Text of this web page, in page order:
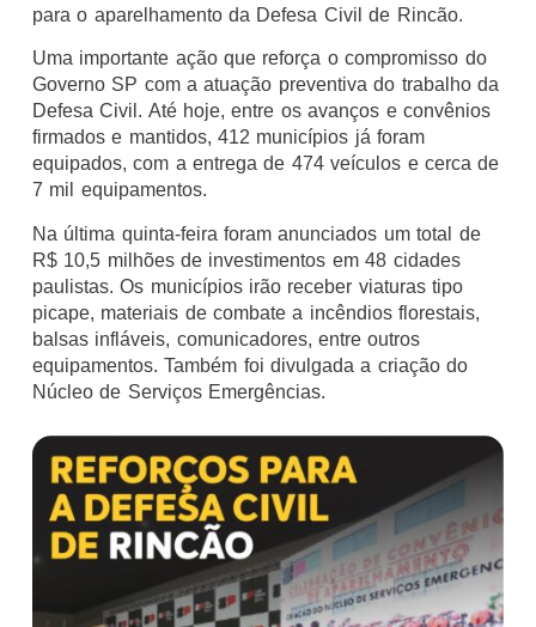
para o aparelhamento da Defesa Civil de Rincão.
Uma importante ação que reforça o compromisso do
Governo SP com a atuação preventiva do trabalho da
Defesa Civil. Até hoje, entre os avanços e convênios
firmados e mantidos, 412 municípios já foram
equipados, com a entrega de 474 veículos e cerca de
7 mil equipamentos.
Na última quinta-feira foram anunciados um total de
R$ 10,5 milhões de investimentos em 48 cidades
paulistas. Os municípios irão receber viaturas tipo
picape, materiais de combate a incêndios florestais,
balsas infláveis, comunicadores, entre outros
equipamentos. Também foi divulgada a criação do
Núcleo de Serviços Emergências.